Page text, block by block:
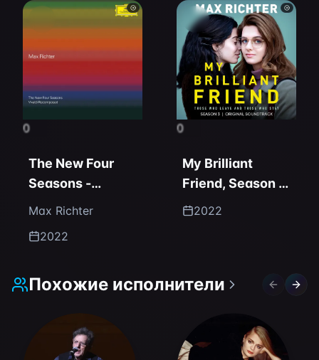
0
The New Four
Seasons -
Vivaldi
Max Richter
2022
0
My Brilliant
Friend, Season 3
(Original
2022
Похожие исполнители Previous